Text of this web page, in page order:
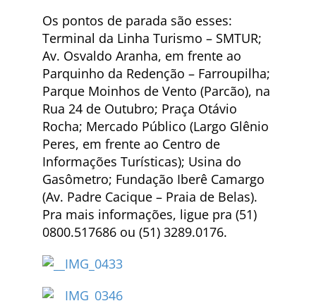
Os pontos de parada são esses:
Terminal da Linha Turismo – SMTUR;
Av. Osvaldo Aranha, em frente ao
Parquinho da Redenção – Farroupilha;
Parque Moinhos de Vento (Parcão), na
Rua 24 de Outubro; Praça Otávio
Rocha; Mercado Público (Largo Glênio
Peres, em frente ao Centro de
Informações Turísticas); Usina do
Gasômetro; Fundação Iberê Camargo
(Av. Padre Cacique – Praia de Belas).
Pra mais informações, ligue pra (51)
0800.517686 ou (51) 3289.0176.